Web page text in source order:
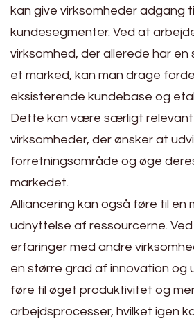
kan give virksomheder adgang
kundesegmenter. Ved at
virksomhed, der allerede har
et marked, kan man drage
eksisterende kundebase og
Dette kan være særligt relevant
virksomheder, der ønsker at
forretningsområde og øge
markedet.
Alliancering kan også føre til en
udnyttelse af ressourcerne.
erfaringer med andre
en større grad af innovation og
føre til øget produktivitet og
arbejdsprocesser, hvilket igen